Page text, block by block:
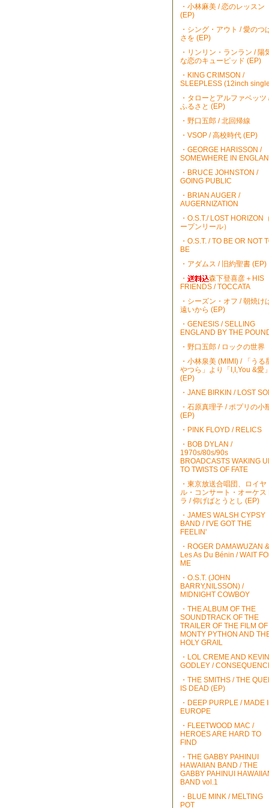
・小林麻美 / 恋のレッスン
(EP)
・シング・アウト / 愛のつ
さを (EP)
・リンリン・ランラン / 陽
な恋のキューピッド (EP)
・KING CRIMSON /
SLEEPLESS (12inch
・タローとアルファベッツ
ふるさと (EP)
・野口五郎 / 北回帰線
・VSOP / 高校時代 (EP)
・GEORGE HARISSON /
SOMEWHERE IN
・BRUCE JOHNSTON /
GOING PUBLIC
・BRIAN AUGER /
AUGERNIZATION
・O.S.T./ LOST HORIZON
ープンリール）
・O.S.T. / TO BE OR NOT
BE
・アダムス / 旧約聖書 (EP)
・
森下登喜彦＋HIS
FRIENDS / TOCCATA
・シーズン・オフ / 朝焼け
遠いから (EP)
・GENESIS / SELLING
ENGLAND BY THE
・野口五郎 / ロックの世界
・小林泉美 (MIMI) / 「うる
やつら」より「I,I,You &愛」
(EP)
・JANE BIRKIN / LOST
・石原真理子 / ポプリの小
(EP)
・PINK FLOYD / RELICS
・BOB DYLAN /
1970s/80s/90s
BROADCASTS WAKING
TO TWISTS OF FATE
・東京放送合唱団、ロイヤ
ル・コンサート・オーケス
ラ / 仰げばとうとし (EP)
・JAMES WALSH CYPSY
BAND / I'VE GOT THE
FEELIN'
・ROGER DAMAWUZAN &
Les As Du Bénin / WAIT
ME
・O.S.T. (JOHN
BARRY,NILSSON) /
MIDNIGHT COWBOY
・THE ALBUM OF THE
SOUNDTRACK OF THE
TRAILER OF THE FILM OF
MONTY PYTHON AND
HOLY GRAIL
・LOL CREME AND KEVIN
GODLEY /
・THE SMITHS / THE
IS DEAD (EP)
・DEEP PURPLE / MADE
EUROPE
・FLEETWOOD MAC /
HEROES ARE HARD TO
FIND
・THE GABBY PAHINUI
HAWAIIAN BAND / THE
GABBY PAHINUI
BAND vol.1
・BLUE MINK / MELTING
POT